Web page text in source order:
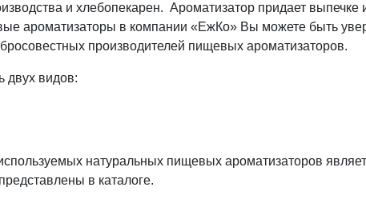
и хлебопекарен. Ароматизатор придает
ароматизаторы в компании «ЕжКо» Вы можете быть
производителей пищевых ароматизаторов.
двух видов:
натуральных пищевых ароматизаторов
в каталоге.